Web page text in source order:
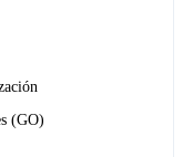
(GO)